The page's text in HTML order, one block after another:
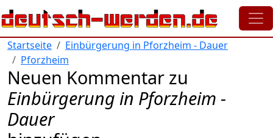
Direkt zum Inhalt
Startseite
Einbürgerung in Pforzheim - Dauer
Pforzheim
Neuen Kommentar zu
Einbürgerung in Pforzheim -
Dauer